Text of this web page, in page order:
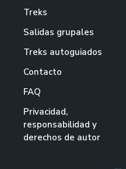
Treks
Salidas grupales
Treks autoguiados
Contacto
FAQ
Privacidad,
responsabilidad y
derechos de autor